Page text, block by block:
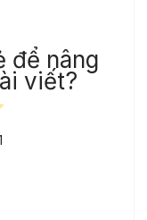
để nâng
viết?